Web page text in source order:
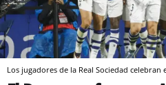
Los jugadores de la Real Sociedad celebran